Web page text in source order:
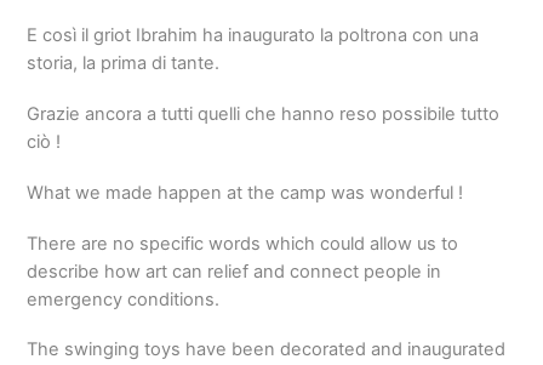
E così il griot Ibrahim ha inaugurato la poltrona con una
storia, la prima di tante.
Grazie ancora a tutti quelli che hanno reso possibile tutto
ciò !
What we made happen at the camp was wonderful !
There are no specific words which could allow us to
describe how art can relief and connect people in
emergency conditions.
The swinging toys have been decorated and inaugurated